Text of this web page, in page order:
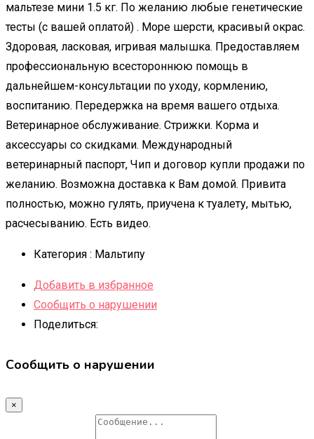
мальтезе мини 1.5 кг. По желанию любые генетические
тесты (с вашей оплатой) . Море шерсти, красивый окрас.
Здоровая, ласковая, игривая малышка. Предоставляем
профессиональную всестороннюю помощь в
дальнейшем-консультации по уходу, кормлению,
воспитанию. Передержка на время вашего отдыха.
Ветеринарное обслуживание. Стрижки. Корма и
аксессуары со скидками. Международный
ветеринарный паспорт, Чип и договор купли продажи по
желанию. Возможна доставка к Вам домой. Привита
полностью, можно гулять, приучена к туалету, мытью,
расчесыванию. Есть видео.
Категория : Мальтипу
Добавить в избранное
Сообщить о нарушении
Поделиться:
Сообщить о нарушении
×